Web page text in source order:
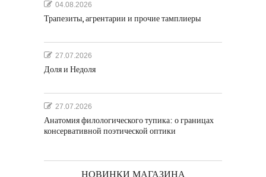
04.08.2026
Трапезиты, агрентарии и прочие тамплиеры
27.07.2026
Доля и Недоля
27.07.2026
Анатомия филологического тупика: о границах
консервативной поэтической оптики